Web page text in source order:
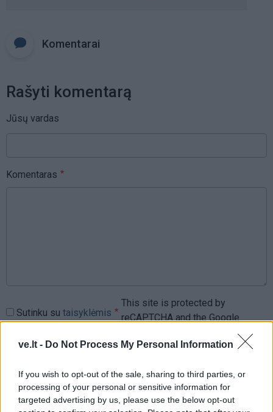
ve.lt - Do Not Process My Personal Information
If you wish to opt-out of the sale, sharing to third parties, or
processing of your personal or sensitive information for
targeted advertising by us, please use the below opt-out
Komentarai
Rašyti komentarą
Jūsų vardas
Komentaras
Sutinku su taisyklėmis
This site is protected by
reCAPTCHA and the Google
Terms of
Serviceapply.